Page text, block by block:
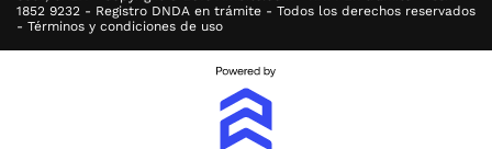
1852 9232 - Registro DNDA en trámite - Todos los derechos reservados
- Términos y condiciones de uso